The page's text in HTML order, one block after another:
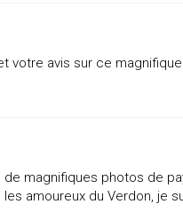
votre avis sur ce
magnifiques photos de
amoureux du Verdon, je